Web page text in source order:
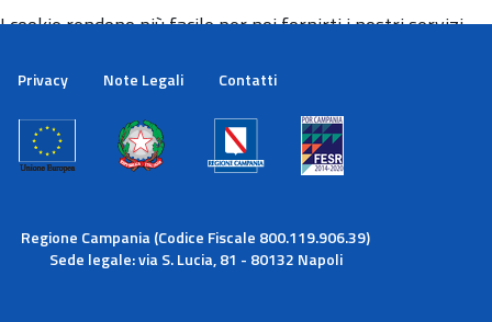
Privacy Note Legali Contatti
Regione Campania (Codice Fiscale 800.119.906.39)
Sede legale: via S. Lucia, 81 - 80132 Napoli
I cookie rendono più facile per noi fornirti i nostri servizi.
cookie.
Maggiori informazioni